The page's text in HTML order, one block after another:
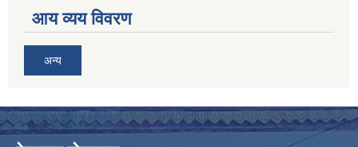
आय व्यय विवरण
अन्य